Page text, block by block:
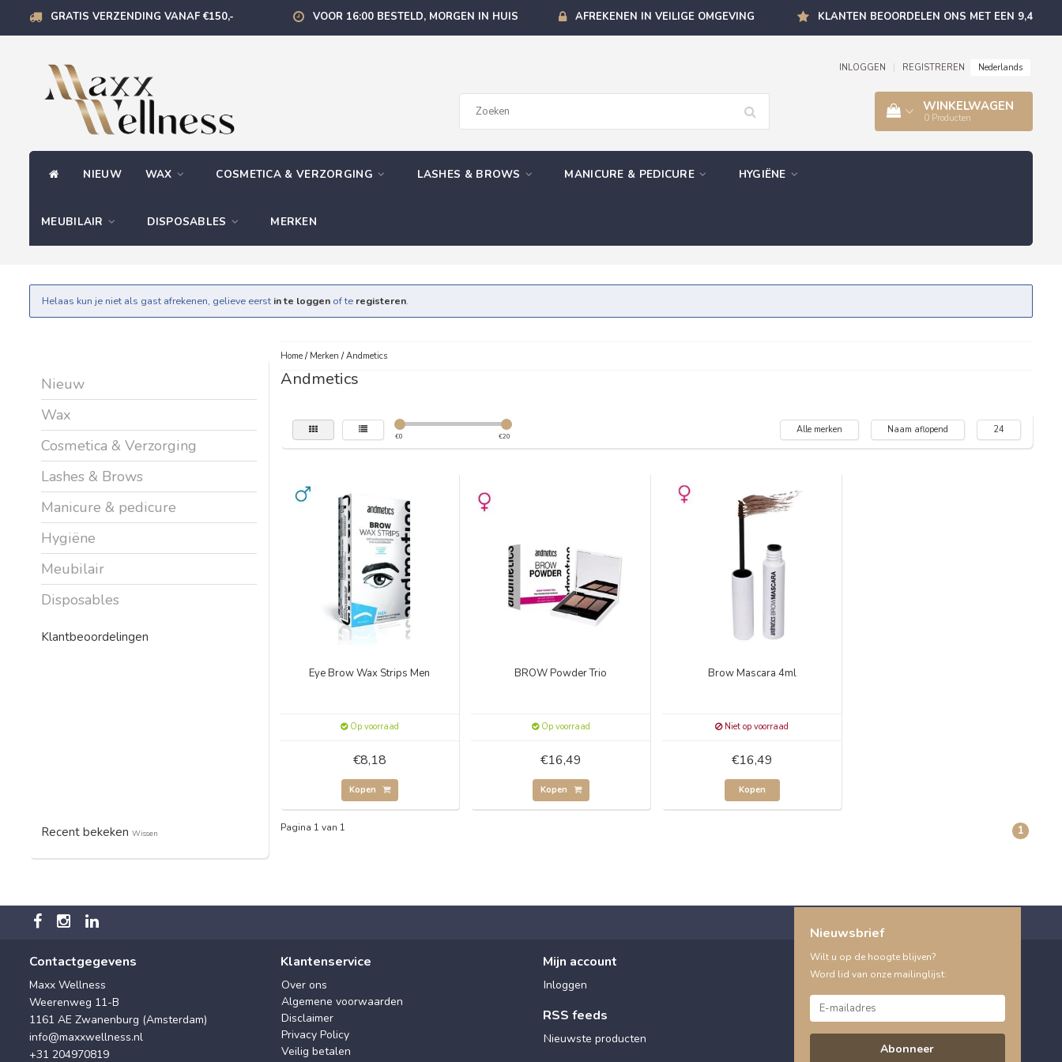
GRATIS VERZENDING VANAF €150,- VOOR 16:00 BESTELD, MORGEN IN HUIS AFREKENEN IN VEILIGE OMGEVING KLANTEN BEOORDELEN ONS MET EEN 9,4
INLOGGEN REGISTREREN Nederlands
WINKELWAGEN
0 Producten
NIEUW WAX COSMETICA & VERZORGING LASHES & BROWS MANICURE & PEDICURE HYGIËNE
MEUBILAIR DISPOSABLES MERKEN
Helaas kun je niet als gast afrekenen, gelieve eerst in te loggen of te registeren.
Nieuw
Wax
Cosmetica & Verzorging
Lashes & Brows
Manicure & pedicure
Hygiëne
Meubilair
Disposables
Klantbeoordelingen
Recent bekeken Wissen
Home/ Merken /Andmetics
Andmetics
€0 €20
Alle merken Naam aflopend 24
Eye Brow Wax Strips Men
Op voorraad
€8,18
Kopen
BROW Powder Trio
Op voorraad
€16,49
Kopen
Brow Mascara 4ml
Niet op voorraad
€16,49
Kopen
Pagina 1 van 1 1
Contactgegevens
Maxx Wellness
Weerenweg 11-B
1161 AE Zwanenburg (Amsterdam)
info@maxxwellness.nl
+31 204970819
Klantenservice
Over ons
Algemene voorwaarden
Disclaimer
Privacy Policy
Veilig betalen
Mijn account
Inloggen
RSS feeds
Nieuwste producten
Nieuwsbrief
Wilt u op de hoogte blijven?
Word lid van onze mailinglijst:
Abonneer